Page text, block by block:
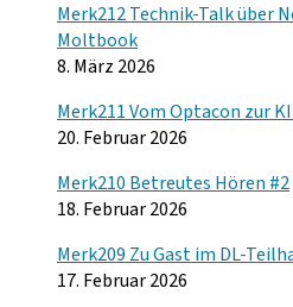
Merk212 Technik-Talk über
Moltbook
8. März 2026
Merk211 Vom Optacon zur
20. Februar 2026
Merk210 Betreutes Hören #2
18. Februar 2026
Merk209 Zu Gast im DL-
17. Februar 2026